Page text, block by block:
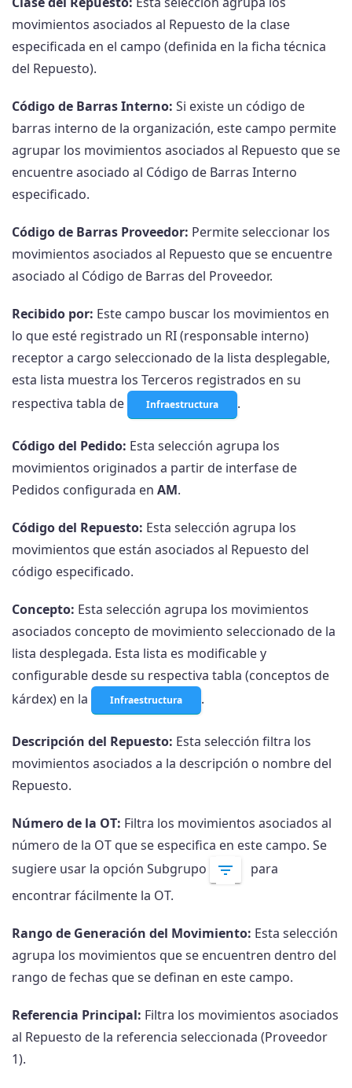
movimientos asociados al Repuesto de la clase
especificada en el campo (definida en la ficha técnica
del Repuesto).
Código de Barras Interno: Si existe un código de
barras interno de la organización, este campo permite
agrupar los movimientos asociados al Repuesto que se
encuentre asociado al Código de Barras Interno
especificado.
Código de Barras Proveedor: Permite seleccionar los
movimientos asociados al Repuesto que se encuentre
asociado al Código de Barras del Proveedor.
Recibido por: Este campo buscar los movimientos en
lo que esté registrado un RI (responsable interno)
receptor a cargo seleccionado de la lista desplegable,
esta lista muestra los Terceros registrados en su
respectiva tabla de
Infraestructura .
Código del Pedido: Esta selección agrupa los
movimientos originados a partir de interfase de
Pedidos configurada en AM.
Código del Repuesto: Esta selección agrupa los
movimientos que están asociados al Repuesto del
código especificado.
Concepto: Esta selección agrupa los movimientos
asociados concepto de movimiento seleccionado de la
lista desplegada. Esta lista es modificable y
configurable desde su respectiva tabla (conceptos de
kárdex) en la
Infraestructura .
Descripción del Repuesto: Esta selección filtra los
movimientos asociados a la descripción o nombre del
Repuesto.
Número de la OT: Filtra los movimientos asociados al
número de la OT que se especifica en este campo. Se
sugiere usar la opción Subgrupo
para
encontrar fácilmente la OT.
Rango de Generación del Movimiento: Esta selección
agrupa los movimientos que se encuentren dentro del
rango de fechas que se definan en este campo.
Referencia Principal: Filtra los movimientos asociados
al Repuesto de la referencia seleccionada (Proveedor
1).